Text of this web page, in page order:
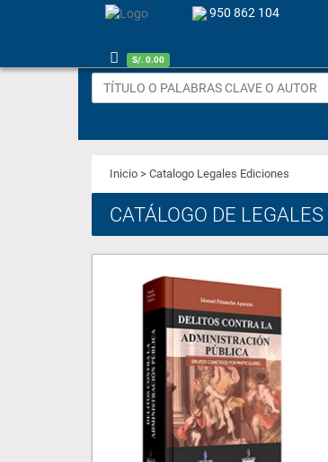
950 862 104
S/. 0.00
Inicio > Catalogo Legales Ediciones
CATÁLOGO DE LEGALES